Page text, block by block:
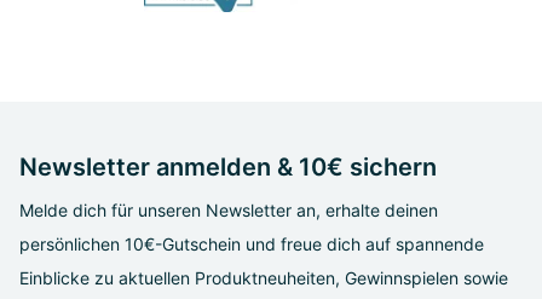
Newsletter anmelden & 10€ sichern
Melde dich für unseren Newsletter an, erhalte deinen
persönlichen 10€-Gutschein und freue dich auf spannende
Einblicke zu aktuellen Produktneuheiten, Gewinnspielen sowie